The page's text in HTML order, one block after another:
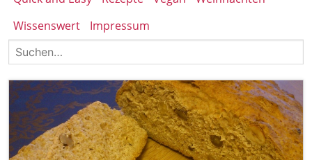
Wissenswert
Impressum